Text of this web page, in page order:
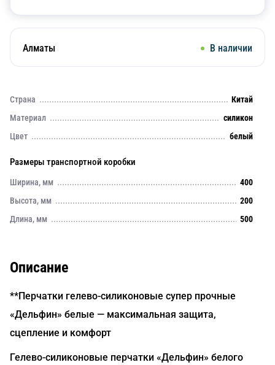
Алматы В наличии
Страна
Китай
Материал
силикон
Цвет
белый
Размеры транспортной коробки
Ширина, мм
400
Высота, мм
200
Длина, мм
500
Описание
**Перчатки гелево-силиконовые супер прочные
«Дельфин» белые — максимальная защита,
сцепление и комфорт
Гелево-силиконовые перчатки «Дельфин» белого